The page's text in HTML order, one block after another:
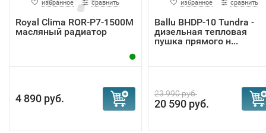
избранное сравнить
Royal Clima ROR-P7-1500M
масляный радиатор
4 890 руб.
избранное сравнить
Ballu BHDP-10 Tundra -
дизельная тепловая
пушка прямого н...
23 990 руб.
20 590 руб.